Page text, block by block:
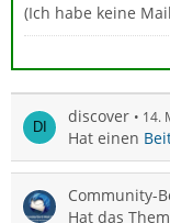
(Ich habe keine
discover 14.
Hat einen
Community-
Hat das